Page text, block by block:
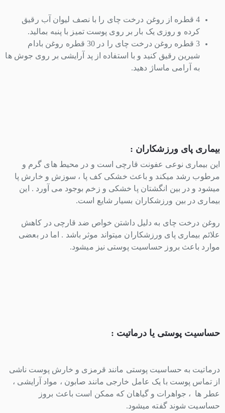
4 قطره از روغن درخت چای را با نصف لیوان آب رقیق
کرده و روزی یک بار بر روی پوست تمیز با پنبه بمالید.
3 قطره روغن درخت چای را در 30 قطره روغن بادام
شیرین رقیق کنید و با استفاده از پد آرایشی بر روی جوش ها
به آرامی ماساژ دهید.
بیماری پای ورزشکاران :
این بیماری نوعی عفونت قارچی است و در محیط های گرم و
مرطوب رشد میکند و باعث خشکی کف پا ، سوزش و خارش پا
میشود و در بین انگشتان پا خشکی و زخم بوجود می آورد . این
بیماری در بین ورزشکاران بسیار شایع است.
روغن درخت چای به دلیل داشتن خواص ضد قارچی در کاهش
علائم بیماری پای ورزشکاران میتواند موثر باشد . اما در بعضی
موارد باعث بروز حساسیت پوستی نیز میشود.
حساسیت پوستی یا درماتیت :
درماتیت به حساسیت پوستی مانند قرمزی و خارش پوست ناشی
از تماس پوست با یک عامل خارجی مانند صابون ، مواد آرایشی ،
عطر ها ، جواهرات و گیاهان که ممکن است باعث بروز
حساسیت شوند گفته میشود.